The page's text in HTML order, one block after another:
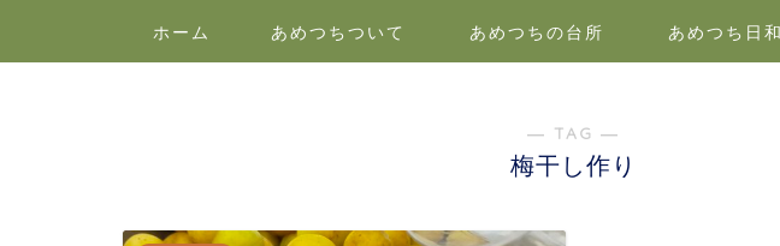
ホーム あめつちついて あめつちの台所 あめつち日和
― TAG ―
梅干し作り